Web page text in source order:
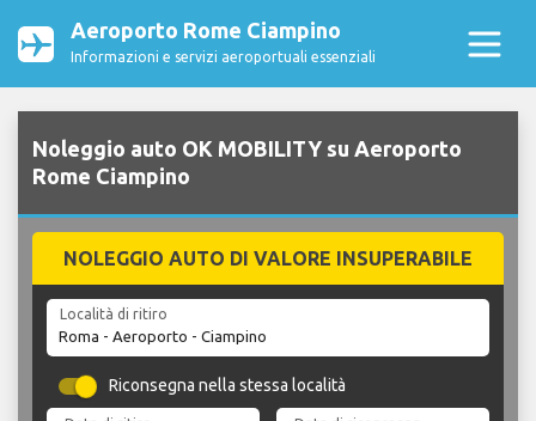
Aeroporto Rome Ciampino
Informazioni e servizi aeroportuali essenziali
Noleggio auto OK MOBILITY su Aeroporto
Rome Ciampino
NOLEGGIO AUTO DI VALORE INSUPERABILE
Località di ritiro
Riconsegna nella stessa località